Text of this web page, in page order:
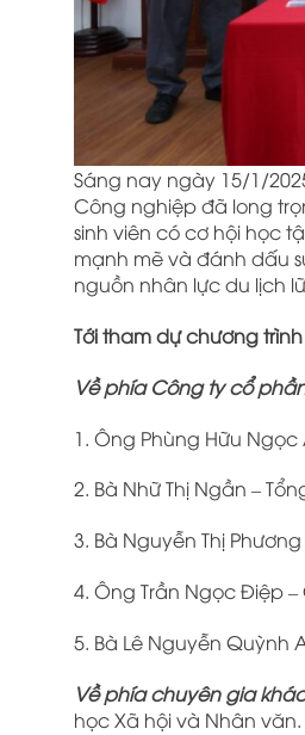
Sáng nay ngày 15/1/
Công nghiệp đã long
sinh viên có cơ hội học
mạnh mẽ và đánh dấu
nguồn nhân lực du lịch
Tới tham dự chương
Về phía Công ty cổ
1. Ông Phùng Hữu Ngọc
2. Bà Nhữ Thị Ngần –
3. Bà Nguyễn Thị
4. Ông Trần Ngọc Điệp
5. Bà Lê Nguyễn Quỳnh
Về phía chuyên gia
học Xã hội và Nhân văn.